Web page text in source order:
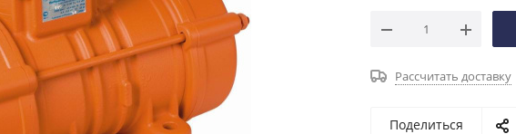
Рассчитать доставку
Поделиться